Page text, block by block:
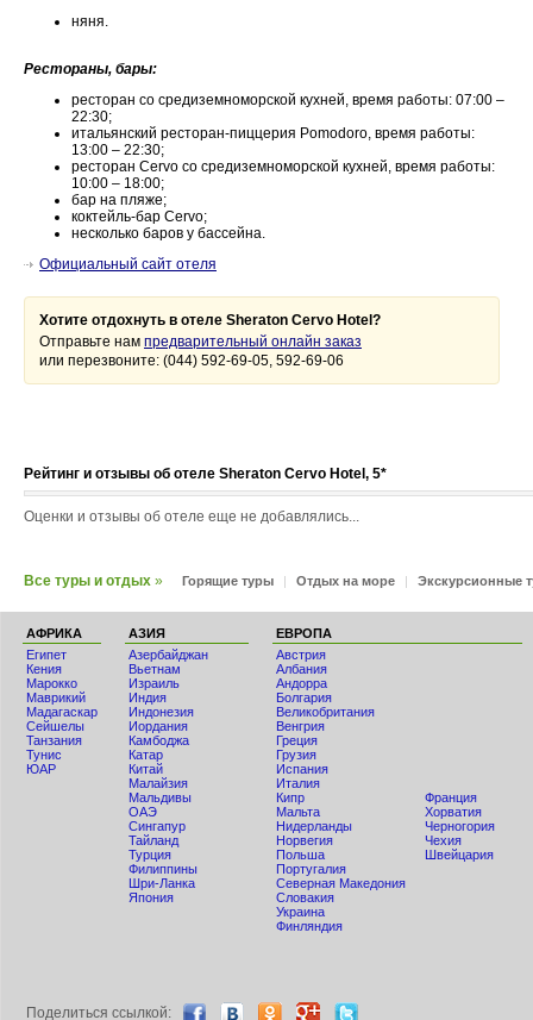
няня.
Рестораны, бары:
ресторан со средиземноморской кухней, время работы: 07:00 –
22:30;
итальянский ресторан-пиццерия Pomodoro, время работы:
13:00 – 22:30;
ресторан Cervo со средиземноморской кухней, время работы:
10:00 – 18:00;
бар на пляже;
коктейль-бар Cervo;
несколько баров у бассейна.
Официальный сайт отеля
Хотите отдохнуть в отеле Sheraton Cervo Hotel?
Отправьте нам предварительный онлайн заказ
или перезвоните: (044) 592-69-05, 592-69-06
Рейтинг и отзывы об отеле Sheraton Cervo Hotel, 5*
Оценки и отзывы об отеле еще не добавлялись...
Все туры и отдых » Горящие туры | Отдых на море | Экскурсионные
АФРИКА
Египет
Кения
Мaрокко
Маврикий
Мадагаскар
Сейшелы
Танзания
Тунис
ЮАР
АЗИЯ
Азербайджан
Вьетнам
Израиль
Индия
Индонезия
Иордания
Камбоджа
Катар
Китай
Малайзия
Мальдивы
ОАЭ
Сингапур
Тайланд
Турция
Филиппины
Шри-Ланка
Япония
ЕВРОПА
Австрия
Албания
Андорра
Болгария
Великобритания
Венгрия
Греция
Грузия
Испания
Италия
Кипр
Мальта
Нидерланды
Норвегия
Польша
Португалия
Северная Македония
Словакия
Украина
Финляндия
Франция
Хорватия
Черногория
Чехия
Швейцария
Поделиться ccылкой: